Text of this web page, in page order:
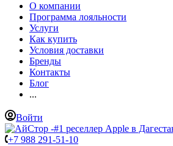
О компании
Программа лояльности
Услуги
Как купить
Условия доставки
Бренды
Контакты
Блог
...
Войти
+7 988 291-51-10